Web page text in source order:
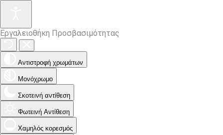
Εργαλειοθήκη Προσβασιμότητας
Αντιστροφή χρωμάτων
Μονόχρωμο
Σκοτεινή αντίθεση
Φωτεινή Αντίθεση
Χαμηλός κορεσμός